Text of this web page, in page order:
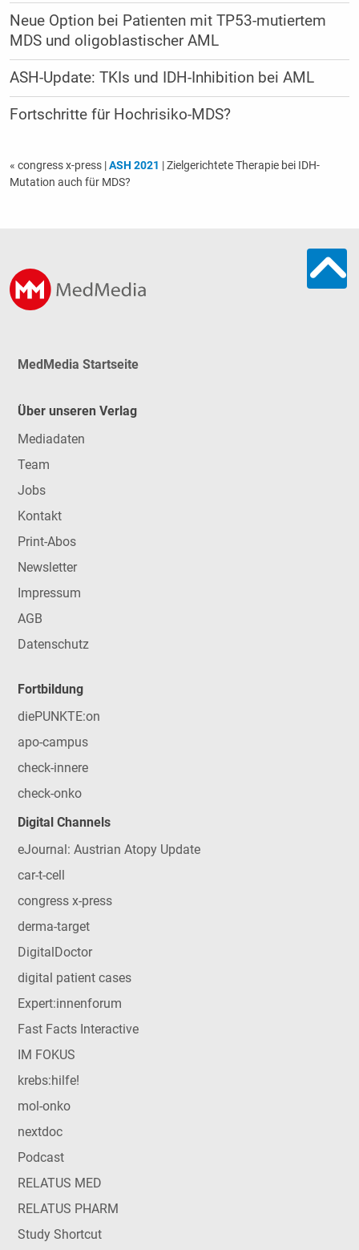
Neue Option bei Patienten mit TP53-mutiertem
MDS und oligoblastischer AML
ASH-Update: TKIs und IDH-Inhibition bei AML
Fortschritte für Hochrisiko-MDS?
« congress x-press |ASH 2021 | Zielgerichtete Therapie bei IDH-
Mutation auch für MDS?
MedMedia Startseite
Über unseren Verlag
Mediadaten
Team
Jobs
Kontakt
Print-Abos
Newsletter
Impressum
AGB
Datenschutz
Fortbildung
diePUNKTE:on
apo-campus
check-innere
check-onko
Digital Channels
eJournal: Austrian Atopy Update
car-t-cell
congress x-press
derma-target
DigitalDoctor
digital patient cases
Expert:innenforum
Fast Facts Interactive
IM FOKUS
krebs:hilfe!
mol-onko
nextdoc
Podcast
RELATUS MED
RELATUS PHARM
Study Shortcut